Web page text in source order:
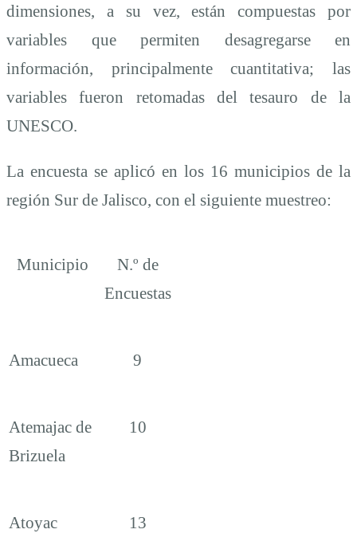
dimensiones, a su vez, están compuestas por
variables que permiten desagregarse en
información, principalmente cuantitativa; las
variables fueron retomadas del tesauro de la
UNESCO.
La encuesta se aplicó en los 16 municipios de la
región Sur de Jalisco, con el siguiente muestreo:
Municipio
N.º de
Encuestas
Amacueca 9
Atemajac de
Brizuela
10
Atoyac 13